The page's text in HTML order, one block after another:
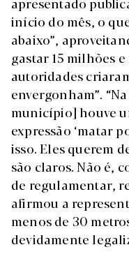
início do mês, o
abaixo”,
gastar 15 milhões
autoridades
envergonham”.
município] houve
expressão ‘matar
isso. Eles querem
são claros. Não é,
de regulamentar,
afirmou a
menos de 30
devidamente